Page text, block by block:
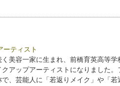
ーティスト
美容一家に生まれ、前橋育英高等
アップアーティストになりました
、芸能人に「若返りメイク」や「若